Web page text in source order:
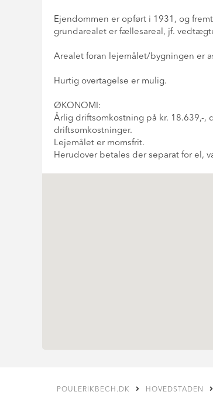
Ejendommen er opført i 1931, og
grundarealet er fællesareal, jf.
Arealet foran lejemålet/bygningen er
Hurtig overtagelse er mulig.
ØKONOMI:
Årlig driftsomkostning på kr. 18.639,-
driftsomkostninger.
Lejemålet er momsfrit.
Herudover betales der separat for el,
POULERIKBECH.DK HOVEDSTADEN